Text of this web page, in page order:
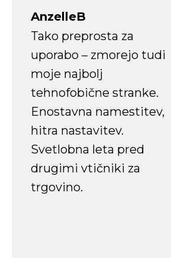
AnzelleB
Tako preprosta za
uporabo – zmorejo tudi
moje najbolj
tehnofobične stranke.
Enostavna namestitev,
hitra nastavitev.
Svetlobna leta pred
drugimi vtičniki za
trgovino.